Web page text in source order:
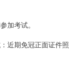
加考试。
期免冠正面证件